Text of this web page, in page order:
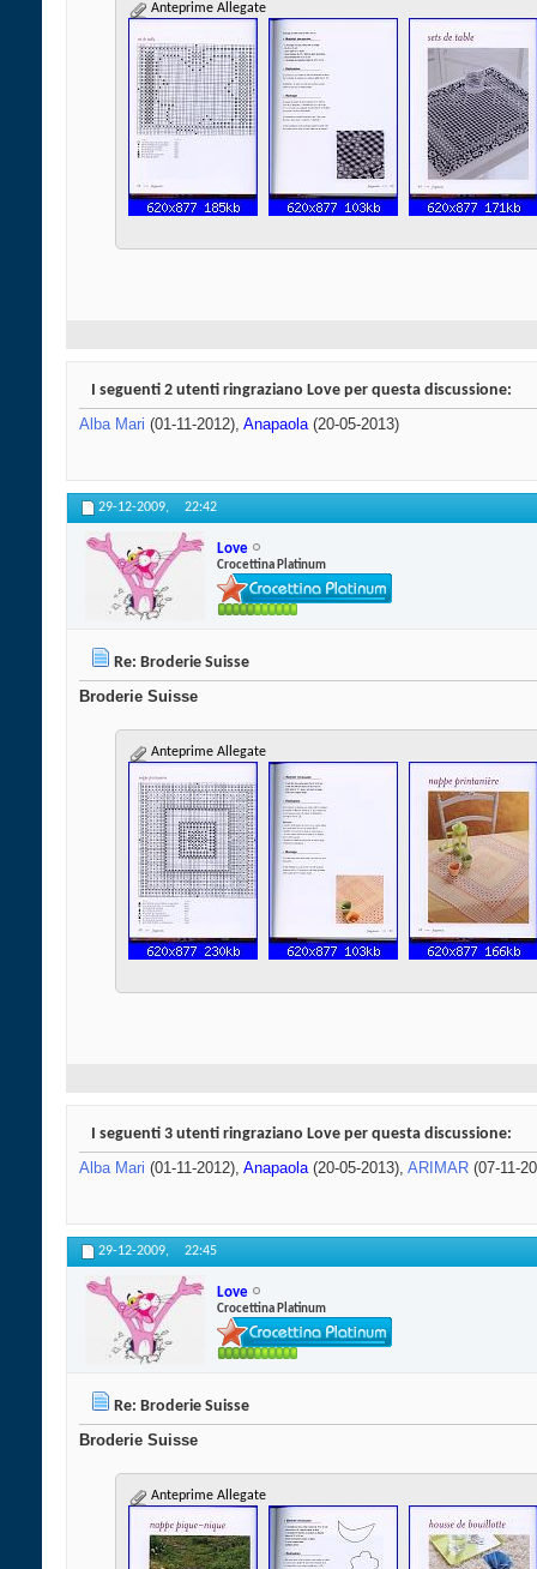
Anteprime Allegate
I seguenti 2 utenti ringraziano Love per questa discussione:
Alba Mari (01-11-2012), Anapaola(20-05-2013)
29-12-2009, 22:42
Love
Crocettina Platinum
Re: Broderie Suisse
Broderie Suisse
Anteprime Allegate
I seguenti 3 utenti ringraziano Love per questa discussione:
Alba Mari (01-11-2012), Anapaola(20-05-2013), ARIMAR (07-11-
29-12-2009, 22:45
Love
Crocettina Platinum
Re: Broderie Suisse
Broderie Suisse
Anteprime Allegate